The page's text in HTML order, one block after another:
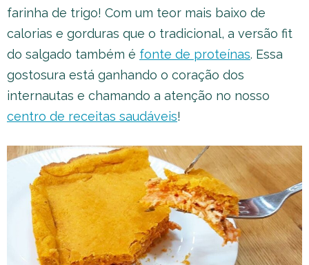
farinha de trigo! Com um teor mais baixo de
calorias e gorduras que o tradicional, a versão fit
do salgado também é fonte de proteínas. Essa
gostosura está ganhando o coração dos
internautas e chamando a atenção no nosso
centro de receitas saudáveis!